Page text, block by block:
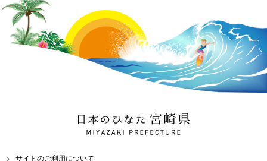
日本のひなた 宮崎県
MIYAZAKI PREFECTURE
サイトのご利用について